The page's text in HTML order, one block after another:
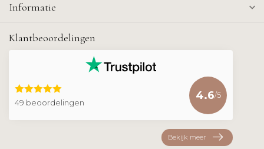
Informatie
Klantbeoordelingen
49 beoordelingen
4.6/5
Bekijk meer